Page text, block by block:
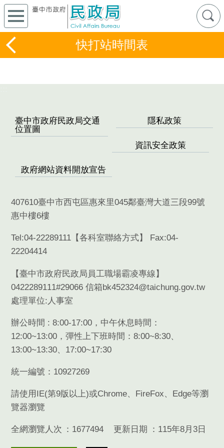
快打站時間表
臺中市政府民政局交通
位置圖
隱私政策
資訊安全政策
政府網站資料開放宣告
407610臺中市西屯區惠來里045鄰臺灣大道三段99號
惠中樓6樓
Tel:04-22289111【各科室聯絡方式】 Fax:04-
22204414
【臺中市政府民政局員工職場霸凌專線】
0422289111#29066 信箱bk452324@taichung.gov.tw
處理單位:人事室
辦公時間 : 8:00-17:00，中午休息時間：
12:00~13:00，彈性上下班時間：8:00~8:30、
13:00~13:30、17:00~17:30
統一編號：10927269
請使用 IE(第9版以上)或Chrome、 FireFox、 Edge等瀏
覽器瀏覽
全網瀏覽人次 1677494 更新日期 115年8月3日